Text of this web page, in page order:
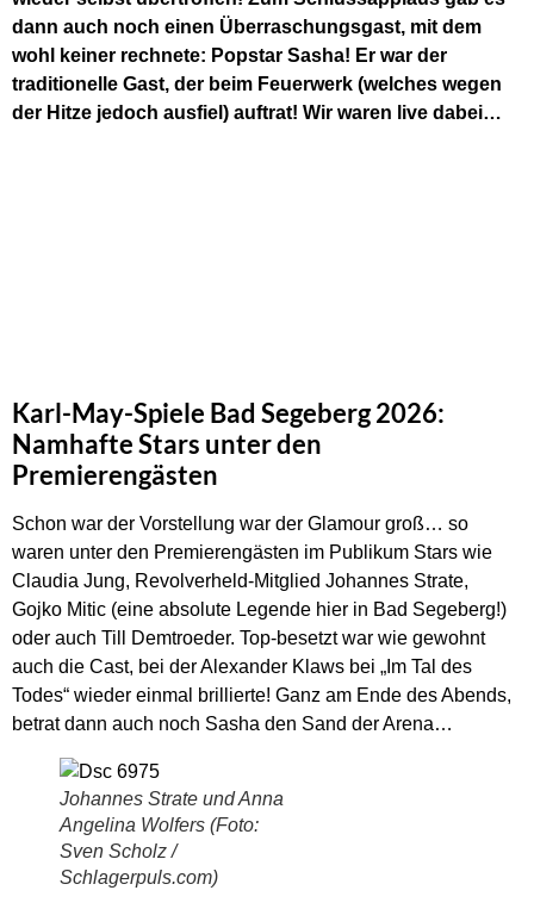
dann auch noch einen Überraschungsgast, mit dem
wohl keiner rechnete: Popstar Sasha! Er war der
traditionelle Gast, der beim Feuerwerk (welches wegen
der Hitze jedoch ausfiel) auftrat! Wir waren live dabei…
Karl-May-Spiele Bad Segeberg 2026:
Namhafte Stars unter den
Premierengästen
Schon war der Vorstellung war der Glamour groß… so
waren unter den Premierengästen im Publikum Stars wie
Claudia Jung, Revolverheld-Mitglied Johannes Strate,
Gojko Mitic (eine absolute Legende hier in Bad Segeberg!)
oder auch Till Demtroeder. Top-besetzt war wie gewohnt
auch die Cast, bei der Alexander Klaws bei „Im Tal des
Todes“ wieder einmal brillierte! Ganz am Ende des Abends,
betrat dann auch noch Sasha den Sand der Arena…
Johannes Strate und Anna
Angelina Wolfers (Foto:
Sven Scholz /
Schlagerpuls.com)